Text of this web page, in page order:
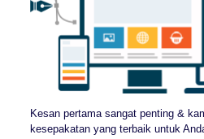
Kesan pertama sangat penting &
kesepakatan yang terbaik untuk